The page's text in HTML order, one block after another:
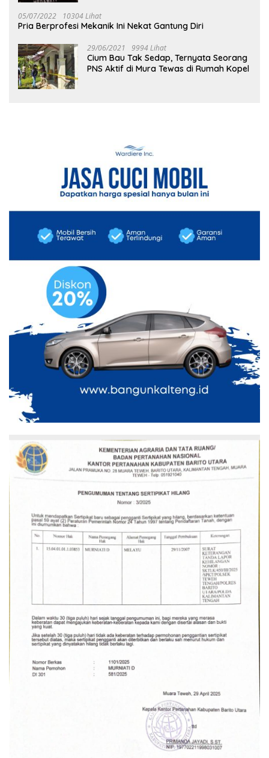
05/07/2022 10304 Lihat
Pria Berprofesi Mekanik Ini Nekat Gantung Diri
29/06/2021 9994 Lihat
Cium Bau Tak Sedap, Ternyata Seorang
PNS Aktif di Mura Tewas di Rumah Kopel